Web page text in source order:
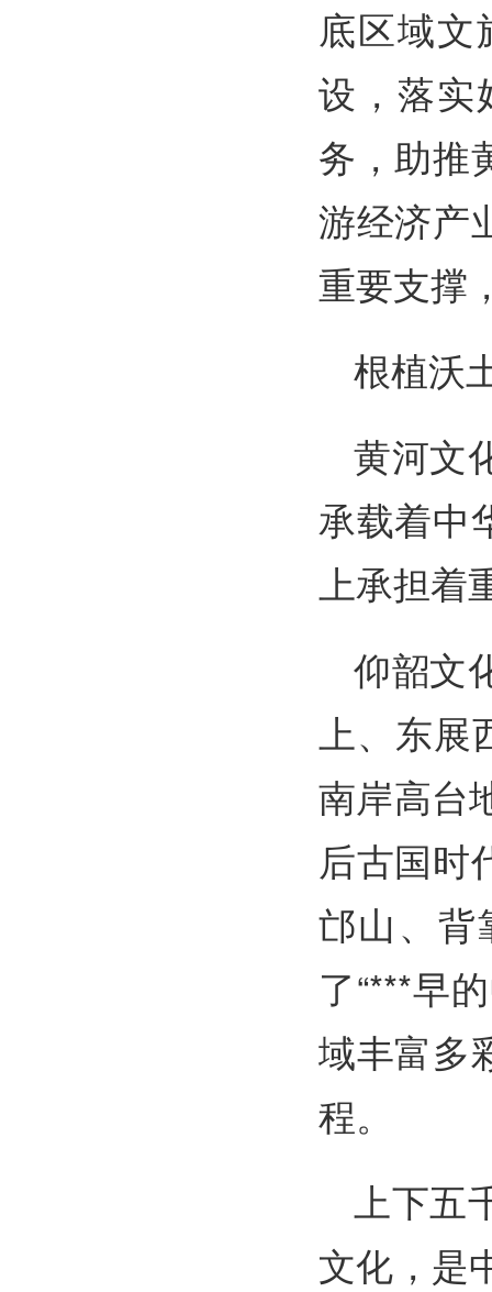
底区域
设，落实
务，助推
游经济产
重要支撑
根植沃
黄河文
承载着中
上承担着
仰韶文
上、东展
南岸高台
后古国时
邙山、背
了“***早
域丰富多
程。
上下五
文化，是